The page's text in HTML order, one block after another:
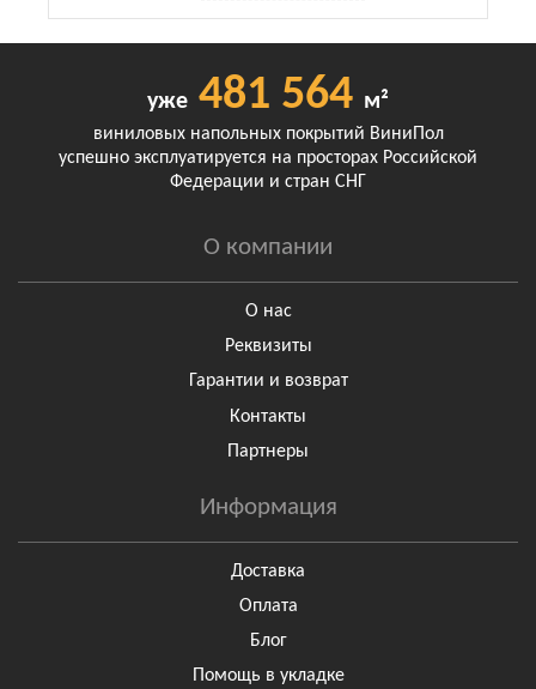
уже 481 564 м²
виниловых напольных покрытий ВиниПол
успешно эксплуатируется на просторах Российской
Федерации и стран СНГ
О компании
О нас
Реквизиты
Гарантии и возврат
Контакты
Партнеры
Информация
Доставка
Оплата
Блог
Помощь в укладке